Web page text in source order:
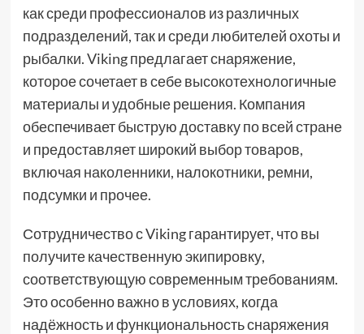
как среди профессионалов из различных
подразделений, так и среди любителей охоты и
рыбалки. Viking предлагает снаряжение,
которое сочетает в себе высокотехнологичные
материалы и удобные решения. Компания
обеспечивает быструю доставку по всей стране
и предоставляет широкий выбор товаров,
включая наколенники, налокотники, ремни,
подсумки и прочее.
Сотрудничество с Viking гарантирует, что вы
получите качественную экипировку,
соответствующую современным требованиям.
Это особенно важно в условиях, когда
надёжность и функциональность снаряжения